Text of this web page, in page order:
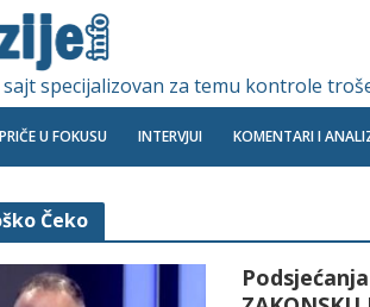
specijalizovan za temu kontrole
PRIČE U FOKUSU INTERVJUI KOMENTARI I
Čeko